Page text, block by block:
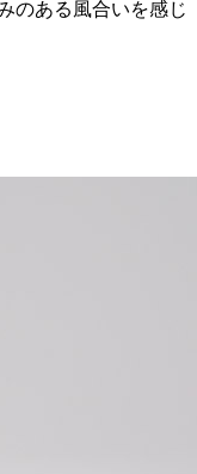
のある風合いを感じ